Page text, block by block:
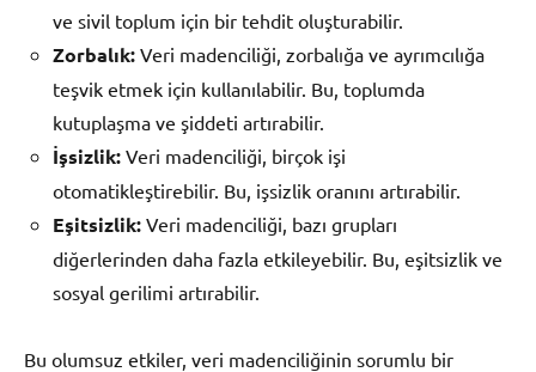
ve sivil toplum için bir tehdit oluşturabilir.
Zorbalık: Veri madenciliği, zorbalığa ve ayrımcılığa
teşvik etmek için kullanılabilir. Bu, toplumda
kutuplaşma ve şiddeti artırabilir.
İşsizlik: Veri madenciliği, birçok işi
otomatikleştirebilir. Bu, işsizlik oranını artırabilir.
Eşitsizlik: Veri madenciliği, bazı grupları
diğerlerinden daha fazla etkileyebilir. Bu, eşitsizlik ve
sosyal gerilimi artırabilir.
Bu olumsuz etkiler, veri madenciliğinin sorumlu bir